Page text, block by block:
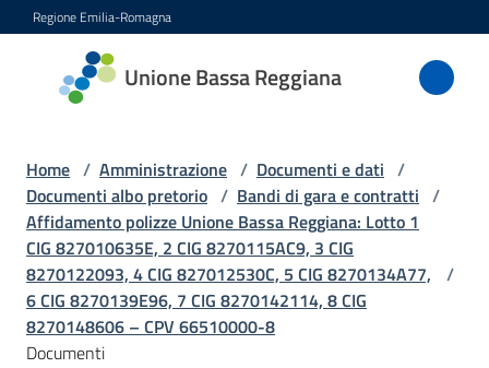
Vai al contenuto
Vai alla navigazione
Vai al footer
Regione Emilia-Romagna
Unione Bassa Reggiana
Unione
Bassa
Amministrazione
Menu selezionato
Novità
Servizi
Home / Amministrazione / Documenti e dati /
Documenti albo pretorio / Bandi di gara e contratti /
Affidamento polizze Unione Bassa Reggiana: Lotto 1
CIG 827010635E, 2 CIG 8270115AC9, 3 CIG
8270122093, 4 CIG 827012530C, 5 CIG 8270134A77,
6 CIG 8270139E96, 7 CIG 8270142114, 8 CIG
8270148606 – CPV 66510000-8
/
Documenti